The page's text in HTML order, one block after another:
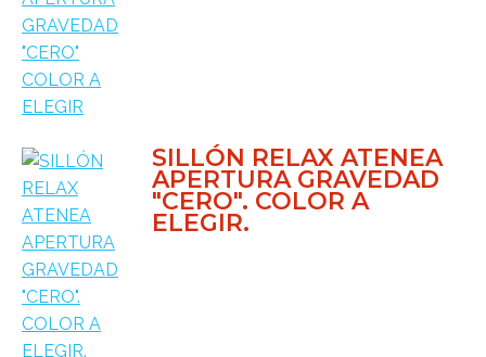
SILLÓN RELAX ATENEA
APERTURA GRAVEDAD
"CERO". COLOR A
ELEGIR.